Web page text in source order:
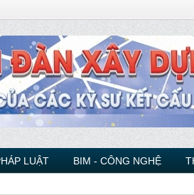
LUẬT BIM - CÔNG NGHỆ